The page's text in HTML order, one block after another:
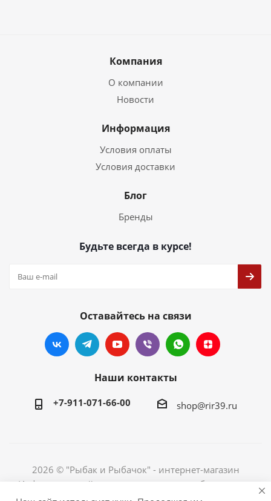
Компания
О компании
Новости
Информация
Условия оплаты
Условия доставки
Блог
Бренды
Будьте всегда в курсе!
Оставайтесь на связи
Наши контакты
+7-911-071-66-00 shop@rir39.ru
2026 © "Рыбак и Рыбачок" - интернет-магазин
Информация сайта защищена законом об авторских
правах. Индивидуальный предприниматель Рогов